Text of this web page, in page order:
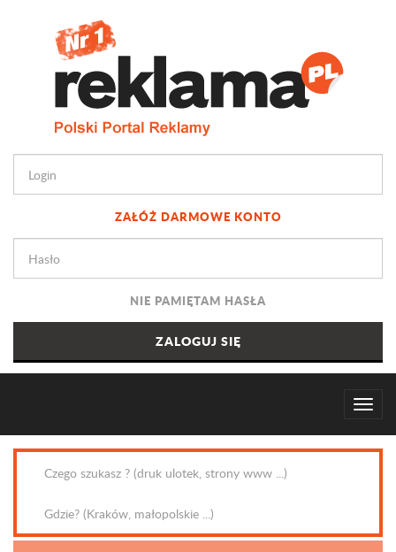
ZAŁÓŻ DARMOWE KONTO
NIE PAMIĘTAM HASŁA